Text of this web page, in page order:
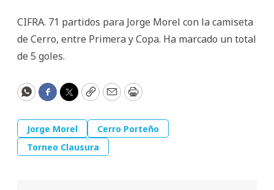
CIFRA. 71 partidos para Jorge Morel con la camiseta
de Cerro, entre Primera y Copa. Ha marcado un total
de 5 goles.
WhatsApp
Facebook
Twitter
CopyEmailPrint
Jorge Morel
Cerro Porteño
Torneo Clausura